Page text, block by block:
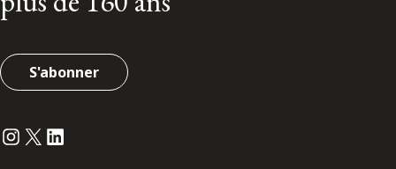
S'abonner
Instagram
Twitter
LinkedIn